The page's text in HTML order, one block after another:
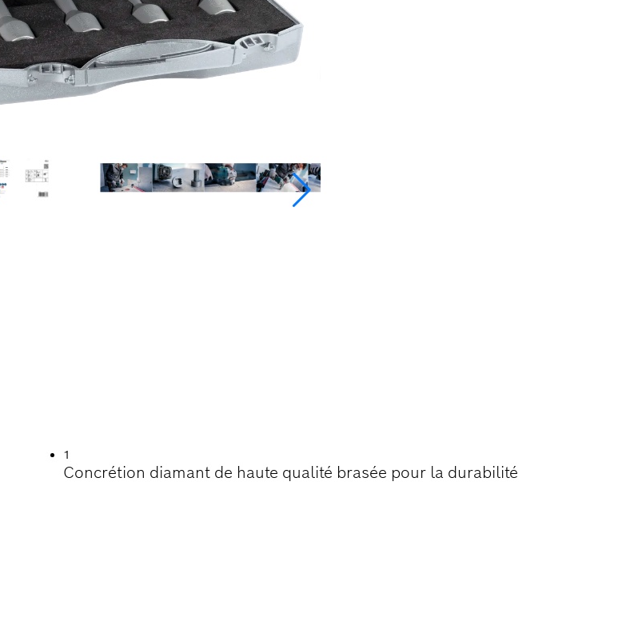
1
Concrétion diamant de haute qualité brasée pour la durabilité